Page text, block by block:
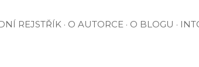
REJSTŘÍK O AUTORCE O BLOGU